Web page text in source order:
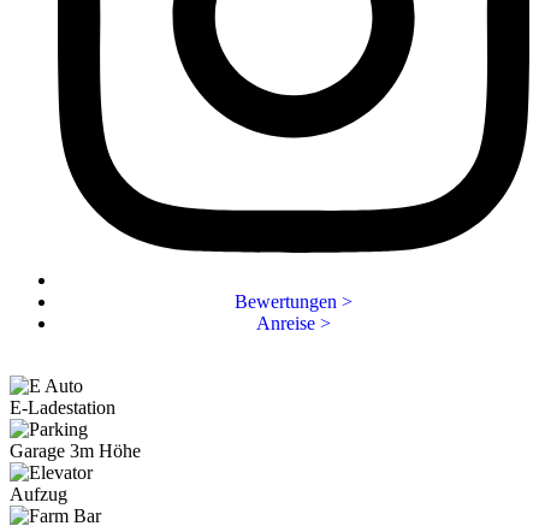
Bewertungen >
Anreise >
E-Ladestation
Garage 3m Höhe
Aufzug